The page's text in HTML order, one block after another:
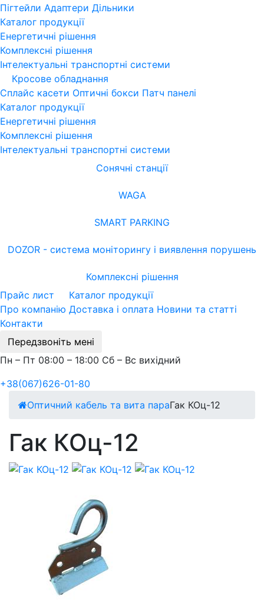
Пігтейли Адаптери Дільники
Каталог продукції
Енергетичні рішення
Комплексні рішення
Інтелектуальні транспортні системи
Кросове обладнання
Сплайс касети Оптичні бокси Патч панелі
Каталог продукції
Енергетичні рішення
Комплексні рішення
Інтелектуальні транспортні системи
Сонячні станції
WAGA
SMART PARKING
DOZOR - система моніторингу і виявлення порушень
Комплексні рішення
Прайс лист
Каталог продукції
Про компанію Доставка і оплата Новини та статті
Контакти
Передзвоніть мені
Пн – Пт 08:00 – 18:00 Сб – Вс вихідний
+38(067)626-01-80
Оптичний кабель та вита параГак КОц-12
Гак КОц-12